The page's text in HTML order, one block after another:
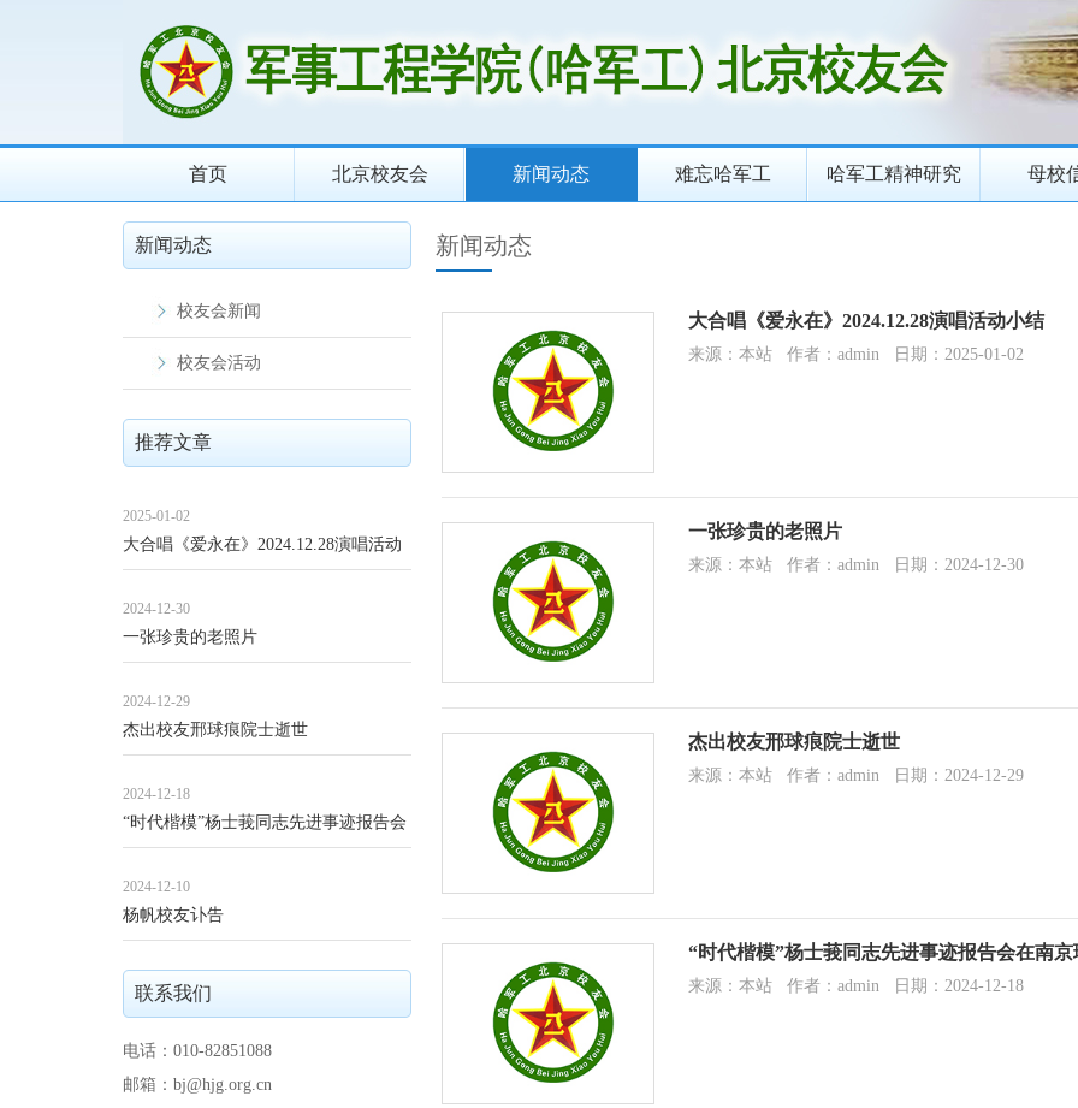
首页 北京校友会 新闻动态 难忘哈军工 哈军工精神研究 母校
新闻动态
校友会新闻
校友会活动
推荐文章
2025-01-02
大合唱《爱永在》2024.12.28演唱活动
2024-12-30
一张珍贵的老照片
2024-12-29
杰出校友邢球痕院士逝世
2024-12-18
“时代楷模”杨士莪同志先进事迹报告会
2024-12-10
杨帆校友讣告
联系我们
电话：010-82851088
邮箱：bj@hjg.org.cn
新闻动态
大合唱《爱永在》2024.12.28演唱活动小结
来源：本站 作者：admin 日期：2025-01-02
一张珍贵的老照片
来源：本站 作者：admin 日期：2024-12-30
杰出校友邢球痕院士逝世
来源：本站 作者：admin 日期：2024-12-29
“时代楷模”杨士莪同志先进事迹报告会在南
来源：本站 作者：admin 日期：2024-12-18